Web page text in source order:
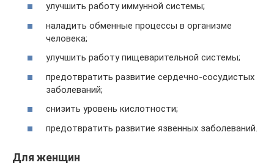
улучшить работу иммунной системы;
наладить обменные процессы в организме
человека;
улучшить работу пищеварительной системы;
предотвратить развитие сердечно-сосудистых
заболеваний;
снизить уровень кислотности;
предотвратить развитие язвенных заболеваний.
Для женщин